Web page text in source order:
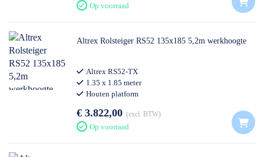
Op voorraad
Altrex Rolsteiger RS52 135x185 5,2m werkhoogte
Altrex RS52-TX
1.35 x 1.85 meter
Houten platform
€ 3.822,00 excl. BTW
Op voorraad